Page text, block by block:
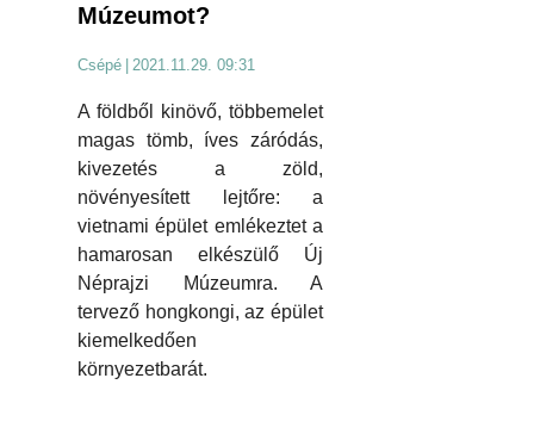
Múzeumot?
Csépé 2021.11.29. 09:31
A földből kinövő, többemelet
magas tömb, íves záródás,
kivezetés a zöld,
növényesített lejtőre: a
vietnami épület emlékeztet a
hamarosan elkészülő Új
Néprajzi Múzeumra. A
tervező hongkongi, az épület
kiemelkedően
környezetbarát.